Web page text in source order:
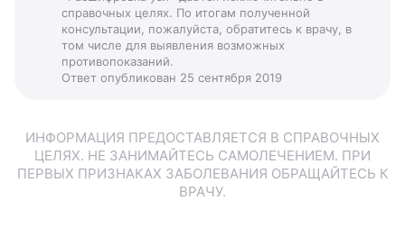
справочных целях. По итогам полученной
консультации, пожалуйста, обратитесь к врачу, в
том числе для выявления возможных
противопоказаний.
Ответ опубликован 25 сентября 2019
ИНФОРМАЦИЯ ПРЕДОСТАВЛЯЕТСЯ В СПРАВОЧНЫХ
ЦЕЛЯХ. НЕ ЗАНИМАЙТЕСЬ САМОЛЕЧЕНИЕМ. ПРИ
ПЕРВЫХ ПРИЗНАКАХ ЗАБОЛЕВАНИЯ ОБРАЩАЙТЕСЬ К
ВРАЧУ.